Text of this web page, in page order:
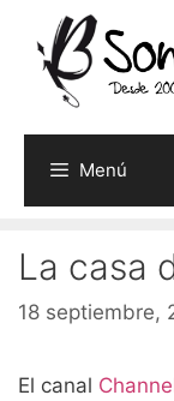
contenido
Menú
La casa
18 septiembre,
El canal